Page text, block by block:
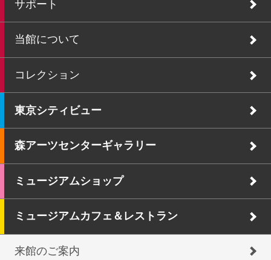
サポート
当館について
コレクション
東京シティビュー
森アーツセンターギャラリー
ミュージアムショップ
ミュージアムカフェ＆レストラン
来館のご案内